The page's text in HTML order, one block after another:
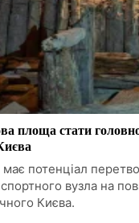
площа стати
потенціал
вузла на
Києва.